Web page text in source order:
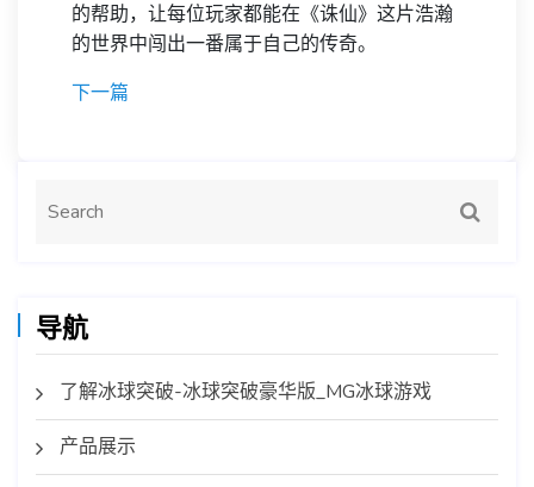
的帮助，让每位玩家都能在《诛仙》这片浩瀚
的世界中闯出一番属于自己的传奇。
下一篇
导航
了解冰球突破-冰球突破豪华版_MG冰球游戏
产品展示